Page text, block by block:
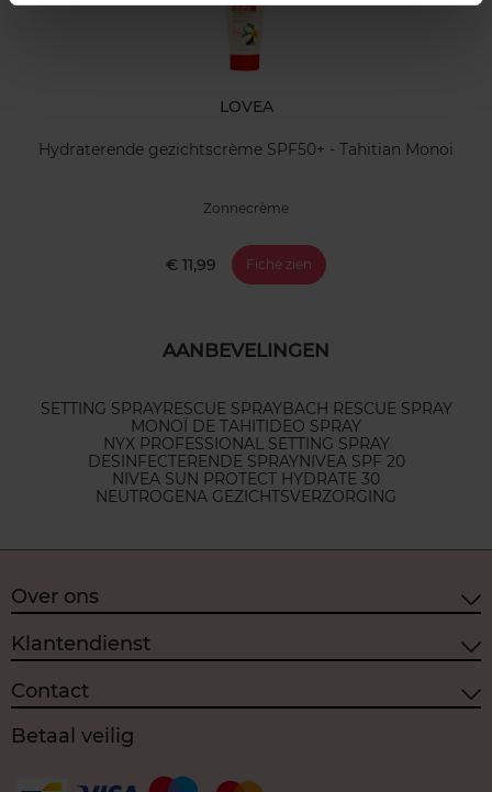
LOVEA
Hydraterende gezichtscrème SPF50+ - Tahitian Monoi
Zonnecrème
€ 11,99 Fiche zien
AANBEVELINGEN
SETTING SPRAYRESCUE SPRAYBACH RESCUE SPRAY
MONOÏ DE TAHITIDEO SPRAY
NYX PROFESSIONAL SETTING SPRAY
DESINFECTERENDE SPRAYNIVEA SPF 20
NIVEA SUN PROTECT HYDRATE 30
NEUTROGENA GEZICHTSVERZORGING
Over ons
Klantendienst
Contact
Betaal veilig